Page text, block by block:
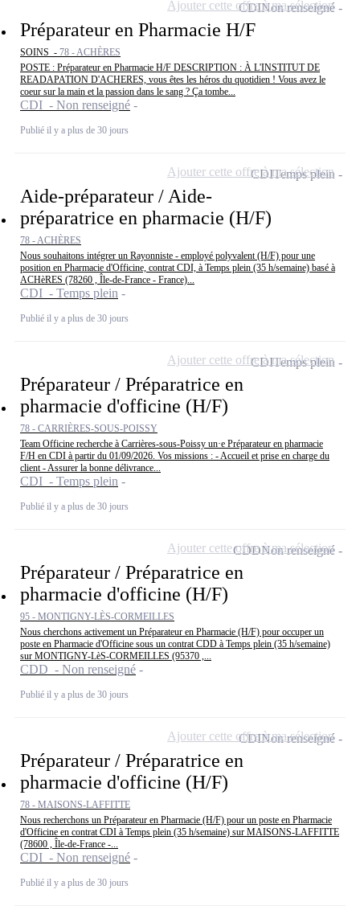
Préparateur en Pharmacie H/F
SOINS - 78 - ACHÈRES
POSTE : Préparateur en Pharmacie H/F DESCRIPTION : À L'INSTITUT DE
READAPATION D'ACHERES, vous êtes les héros du quotidien ! Vous avez le
coeur sur la main et la passion dans le sang ? Ça tombe...
CDI - Non renseigné
Publié il y a plus de 30 jours
CDINon renseigné
Ajouter cette offre à ma sélection
Aide-préparateur / Aide-
préparatrice en pharmacie (H/F)
78 - ACHÈRES
Nous souhaitons intégrer un Rayonniste - employé polyvalent (H/F) pour une
position en Pharmacie d'Officine, contrat CDI, à Temps plein (35 h/semaine) basé à
ACHèRES (78260 , Île-de-France - France)...
CDI - Temps plein
Publié il y a plus de 30 jours
CDITemps plein
Ajouter cette offre à ma sélection
Préparateur / Préparatrice en
pharmacie d'officine (H/F)
78 - CARRIÈRES-SOUS-POISSY
Team Officine recherche à Carrières-sous-Poissy un·e Préparateur en pharmacie
F/H en CDI à partir du 01/09/2026. Vos missions : - Accueil et prise en charge du
client - Assurer la bonne délivrance...
CDI - Temps plein
Publié il y a plus de 30 jours
CDITemps plein
Ajouter cette offre à ma sélection
Préparateur / Préparatrice en
pharmacie d'officine (H/F)
95 - MONTIGNY-LÈS-CORMEILLES
Nous cherchons activement un Préparateur en Pharmacie (H/F) pour occuper un
poste en Pharmacie d'Officine sous un contrat CDD à Temps plein (35 h/semaine)
sur MONTIGNY-LèS-CORMEILLES (95370 ,...
CDD - Non renseigné
Publié il y a plus de 30 jours
CDDNon renseigné
Ajouter cette offre à ma sélection
Préparateur / Préparatrice en
pharmacie d'officine (H/F)
78 - MAISONS-LAFFITTE
Nous recherchons un Préparateur en Pharmacie (H/F) pour un poste en Pharmacie
d'Officine en contrat CDI à Temps plein (35 h/semaine) sur MAISONS-LAFFITTE
(78600 , Île-de-France -...
CDI - Non renseigné
Publié il y a plus de 30 jours
CDINon renseigné
Ajouter cette offre à ma sélection